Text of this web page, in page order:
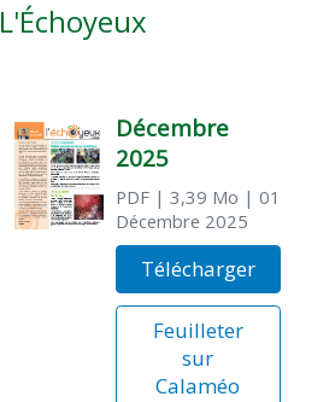
L'Échoyeux
Décembre
2025
PDF| 3,39 Mo | 01
Décembre 2025
Télécharger
Feuilleter
sur
Calaméo